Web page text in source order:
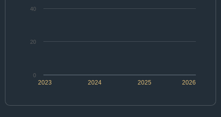
2024 2026
2023 2025
0
20
40